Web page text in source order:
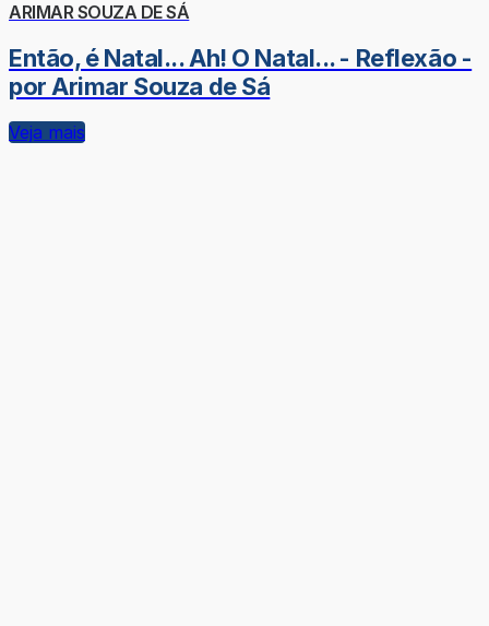
ARIMAR SOUZA DE SÁ
Então, é Natal... Ah! O Natal... - Reflexão -
por Arimar Souza de Sá
Veja mais